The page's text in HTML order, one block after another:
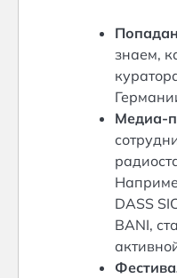
знаем,
Медиа-
DASS
BANI,